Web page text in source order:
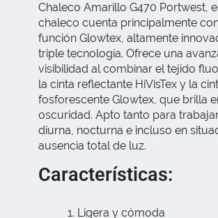
Chaleco Amarillo G470 Portwest,
chaleco cuenta principalmente
función Glowtex, altamente
triple tecnología. Ofrece una
visibilidad al combinar el tejido
la cinta reflectante HiVisTex y la
fosforescente Glowtex, que brilla
oscuridad. Apto tanto para
diurna, nocturna e incluso en
ausencia total de luz.
Características:
Ligera y cómoda